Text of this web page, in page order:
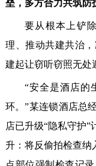
垒，多方合力共筑防
要从根本上铲
理、推动共建共治
建起让窃听窃照无处
“安全是酒店的
环。”某连锁酒店总
店已升级“隐私守护
升：将反偷拍检查纳